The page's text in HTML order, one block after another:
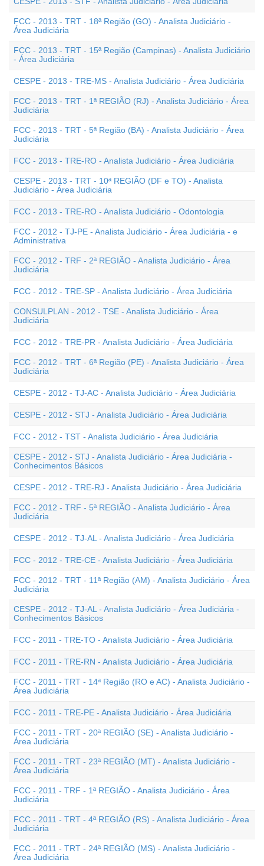
FCC - 2013 - TRT - 18ª Região (GO) - Analista Judiciário -
Área Judiciária
FCC - 2013 - TRT - 15ª Região (Campinas) - Analista Judiciário
- Área Judiciária
CESPE - 2013 - TRE-MS - Analista Judiciário - Área Judiciária
FCC - 2013 - TRT - 1ª REGIÃO (RJ) - Analista Judiciário - Área
Judiciária
FCC - 2013 - TRT - 5ª Região (BA) - Analista Judiciário - Área
Judiciária
FCC - 2013 - TRE-RO - Analista Judiciário - Área Judiciária
CESPE - 2013 - TRT - 10ª REGIÃO (DF e TO) - Analista
Judiciário - Área Judiciária
FCC - 2013 - TRE-RO - Analista Judiciário - Odontologia
FCC - 2012 - TJ-PE - Analista Judiciário - Área Judiciária - e
Administrativa
FCC - 2012 - TRF - 2ª REGIÃO - Analista Judiciário - Área
Judiciária
FCC - 2012 - TRE-SP - Analista Judiciário - Área Judiciária
CONSULPLAN - 2012 - TSE - Analista Judiciário - Área
Judiciária
FCC - 2012 - TRE-PR - Analista Judiciário - Área Judiciária
FCC - 2012 - TRT - 6ª Região (PE) - Analista Judiciário - Área
Judiciária
CESPE - 2012 - TJ-AC - Analista Judiciário - Área Judiciária
CESPE - 2012 - STJ - Analista Judiciário - Área Judiciária
FCC - 2012 - TST - Analista Judiciário - Área Judiciária
CESPE - 2012 - STJ - Analista Judiciário - Área Judiciária -
Conhecimentos Básicos
CESPE - 2012 - TRE-RJ - Analista Judiciário - Área Judiciária
FCC - 2012 - TRF - 5ª REGIÃO - Analista Judiciário - Área
Judiciária
CESPE - 2012 - TJ-AL - Analista Judiciário - Área Judiciária
FCC - 2012 - TRE-CE - Analista Judiciário - Área Judiciária
FCC - 2012 - TRT - 11ª Região (AM) - Analista Judiciário - Área
Judiciária
CESPE - 2012 - TJ-AL - Analista Judiciário - Área Judiciária -
Conhecimentos Básicos
FCC - 2011 - TRE-TO - Analista Judiciário - Área Judiciária
FCC - 2011 - TRE-RN - Analista Judiciário - Área Judiciária
FCC - 2011 - TRT - 14ª Região (RO e AC) - Analista Judiciário -
Área Judiciária
FCC - 2011 - TRE-PE - Analista Judiciário - Área Judiciária
FCC - 2011 - TRT - 20ª REGIÃO (SE) - Analista Judiciário -
Área Judiciária
FCC - 2011 - TRT - 23ª REGIÃO (MT) - Analista Judiciário -
Área Judiciária
FCC - 2011 - TRF - 1ª REGIÃO - Analista Judiciário - Área
Judiciária
FCC - 2011 - TRT - 4ª REGIÃO (RS) - Analista Judiciário - Área
Judiciária
FCC - 2011 - TRT - 24ª REGIÃO (MS) - Analista Judiciário -
Área Judiciária